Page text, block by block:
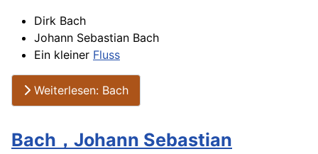
Dirk Bach
Johann Sebastian Bach
Ein kleiner Fluss
Weiterlesen: Bach
Bach，Johann Sebastian